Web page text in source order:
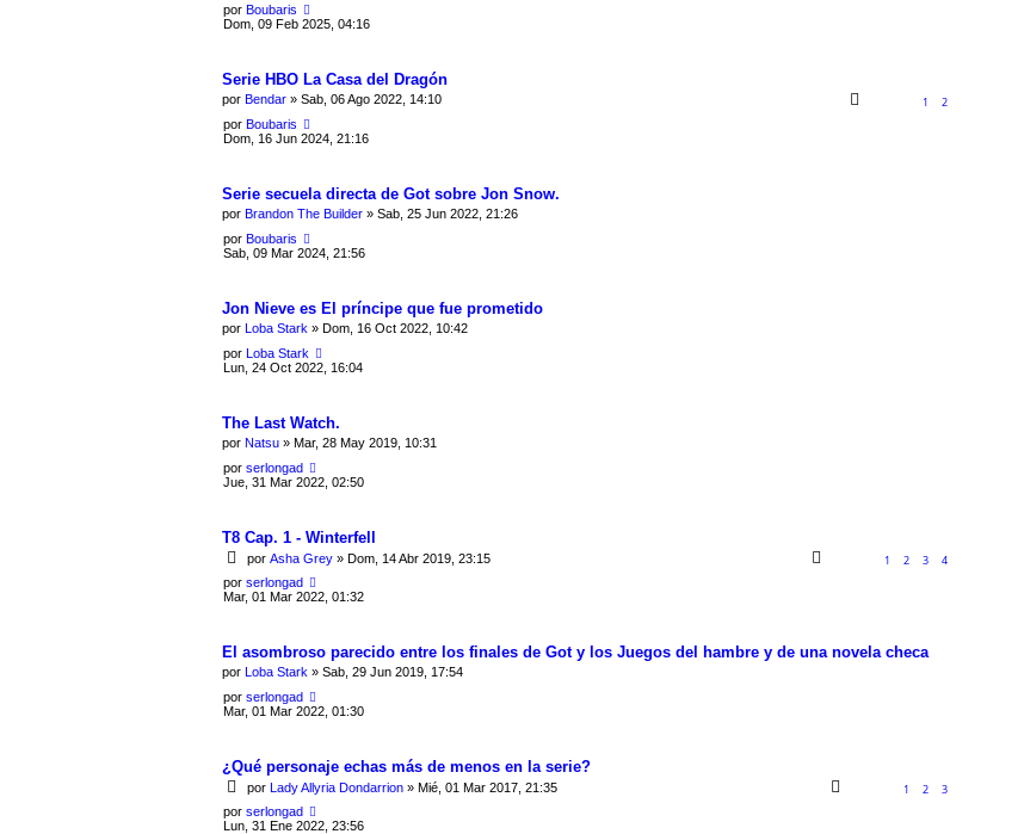
por Boubaris
Dom, 09 Feb 2025, 04:16
Serie HBO La Casa del Dragón
por Bendar » Sab, 06 Ago 2022, 14:10 1 2
por Boubaris
Dom, 16 Jun 2024, 21:16
Serie secuela directa de Got sobre Jon Snow.
por Brandon The Builder » Sab, 25 Jun 2022, 21:26
por Boubaris
Sab, 09 Mar 2024, 21:56
Jon Nieve es El príncipe que fue prometido
por Loba Stark » Dom, 16 Oct 2022, 10:42
por Loba Stark
Lun, 24 Oct 2022, 16:04
The Last Watch.
por Natsu » Mar, 28 May 2019, 10:31
por serlongad
Jue, 31 Mar 2022, 02:50
T8 Cap. 1 - Winterfell
por Asha Grey » Dom, 14 Abr 2019, 23:15 1 2 3 4
por serlongad
Mar, 01 Mar 2022, 01:32
El asombroso parecido entre los finales de Got y los Juegos del hambre y de una novela checa
por Loba Stark » Sab, 29 Jun 2019, 17:54
por serlongad
Mar, 01 Mar 2022, 01:30
¿Qué personaje echas más de menos en la serie?
por Lady Allyria Dondarrion » Mié, 01 Mar 2017, 21:35 1 2 3
por serlongad
Lun, 31 Ene 2022, 23:56